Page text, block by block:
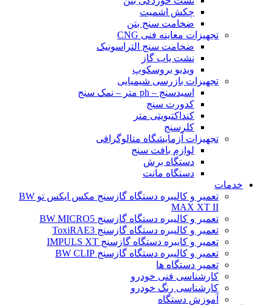
چکش اشمیت
ضخامت سنج بتن
تجهیزات معاینه فنی CNG
ضخامت سنج التراسونیک
نشت یاب گاز
ویدیو بروسکوپ
تجهیزات بازرسی شیمیایی
اسیدسنج – ph متر – نمک سنج
کدورت سنج
کنداکتیویتی متر
کلرسنج
تجهیزات آزمایشگاه متالوگرافی
لوازم بافت سنج
دستگاه برش
دستگاه مانت
خدمات
تعمیر و کالیبره دستگاه گازسنج مکس ایکس تو BW
MAX XT II
تعمیر و کالیبره دستگاه گازسنج BW MICRO5
تعمیر و کالیبره دستگاه گازسنج ToxiRAE3
تعمیر و کایبره دستگاه گازسنج IMPULS XT
تعمیر و کالیبره دستگاه گازسنج BW CLIP
تعمیر دستگاه ها
کارشناسی فنی خودرو
کارشناسی رنگ خودرو
آموزش دستگاه